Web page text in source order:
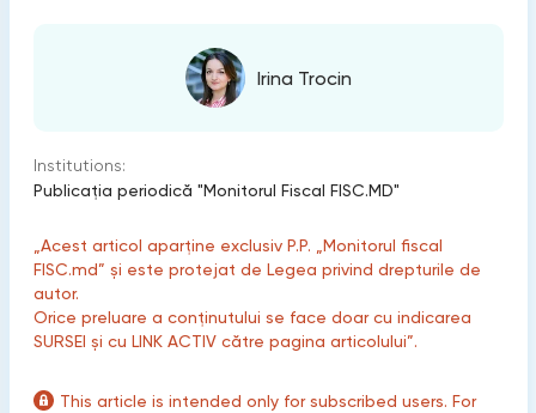
Irina Trocin
Institutions:
Publicaţia periodică "Monitorul Fiscal FISC.MD"
„Acest articol aparține exclusiv P.P. „Monitorul fiscal
FISC.md” și este protejat de Legea privind drepturile de
autor.
Orice preluare a conținutului se face doar cu indicarea
SURSEI și cu LINK ACTIV către pagina articolului”.
This article is intended only for subscribed users. For